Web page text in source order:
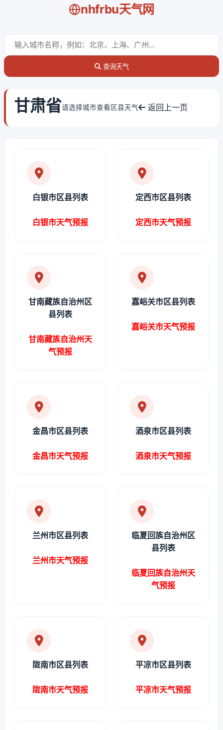
nhfrbu天气网
查询天气
甘肃省请选择城市查看区县天气 返回上一页
白银市区县列表
白银市天气预报
定西市区县列表
定西市天气预报
甘南藏族自治州区
县列表
甘南藏族自治州天
气预报
嘉峪关市区县列表
嘉峪关市天气预报
金昌市区县列表
金昌市天气预报
酒泉市区县列表
酒泉市天气预报
兰州市区县列表
兰州市天气预报
临夏回族自治州区
县列表
临夏回族自治州天
气预报
陇南市区县列表
陇南市天气预报
平凉市区县列表
平凉市天气预报